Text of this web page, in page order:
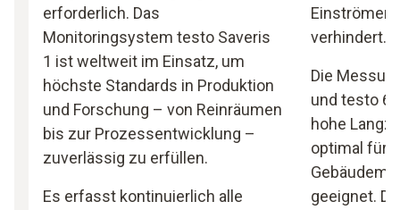
erforderlich. Das
Monitoringsystem testo Saveris
1 ist weltweit im Einsatz, um
höchste Standards in Produktion
und Forschung – von Reinräumen
bis zur Prozessentwicklung –
zuverlässig zu erfüllen.
Es erfasst kontinuierlich alle
Einströmen
verhindert.
Die
und testo
hohe
optimal für
geeignet.